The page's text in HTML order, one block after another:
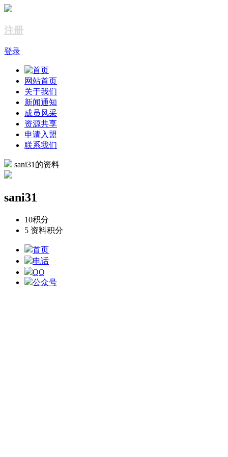
注册
登录
网站首页
关于我们
新闻通知
成员风采
资源共享
申请入盟
联系我们
sani31的资料
sani31
10积分
5 资料积分
首页
电话
QQ
公众号